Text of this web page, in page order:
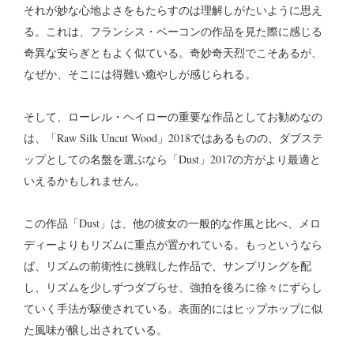
それが妙な心地よさをもたらすのは理解しがたいように思え
る。これは、フランシス・ベーコンの作品を見た際に感じる
奇異な安らぎともよく似ている。奇妙奇天烈でこそあるが、
なぜか、そこには得難い癒やしが感じられる。
そして、ローレル・ヘイローの重要な作品としてお勧めなの
は、「Raw Silk Uncut Wood」2018ではあるものの、ダブステ
ップとしての名盤を選ぶなら「Dust」2017の方がより最適と
いえるかもしれません。
この作品「Dust」は、他の彼女の一般的な作風と比べ、メロ
ディーよりもリズムに重点が置かれている。もっというなら
ば、リズムの前衛性に挑戦した作品で、サンプリングを配
し、リズムを少しずつダブらせ、強拍を後ろに徐々にずらし
ていく手法が駆使されている。表面的にはヒップホップに似
た風味が醸し出されている。